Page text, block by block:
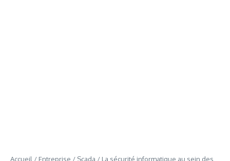
Accueil / Entreprise / Scada / La sécurité informatique au sein des